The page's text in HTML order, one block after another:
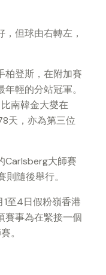
但球由右轉左，
柏登斯，在附加賽
輕的分站冠軍。
南韓金大燮在
天，亦為第三位
Carlsberg大師賽
隨後舉行。
1至4日假粉嶺香港
賽事為在緊接一個
。